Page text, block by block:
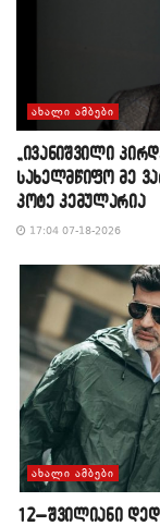
ᲐᲮᲐᲚᲘ ᲐᲛᲑᲔᲑᲘ
„ივანიშვილი
სახელმწიფო მე
კოტე კემულარია
17:04 07-18-2026
ᲐᲮᲐᲚᲘ ᲐᲛᲑᲔᲑᲘ
12–შვილიანი